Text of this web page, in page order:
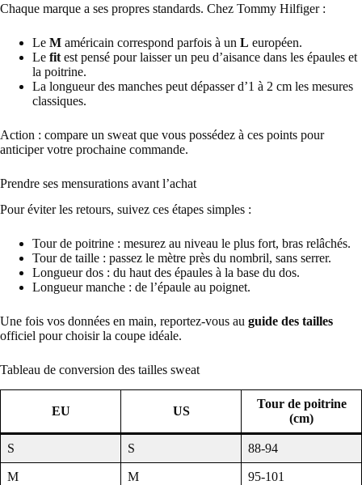
Chaque marque a ses propres standards. Chez Tommy Hilfiger :
Le M américain correspond parfois à un L européen.
Le fit est pensé pour laisser un peu d’aisance dans les épaules et
la poitrine.
La longueur des manches peut dépasser d’1 à 2 cm les mesures
classiques.
Action : compare un sweat que vous possédez à ces points pour
anticiper votre prochaine commande.
Prendre ses mensurations avant l’achat
Pour éviter les retours, suivez ces étapes simples :
Tour de poitrine : mesurez au niveau le plus fort, bras relâchés.
Tour de taille : passez le mètre près du nombril, sans serrer.
Longueur dos : du haut des épaules à la base du dos.
Longueur manche : de l’épaule au poignet.
Une fois vos données en main, reportez-vous au guide des tailles
officiel pour choisir la coupe idéale.
Tableau de conversion des tailles sweat
EU US
Tour de poitrine
(cm)
S S 88-94
M M 95-101